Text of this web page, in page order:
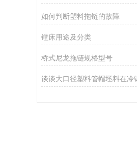
如何判断塑料拖链的故障
镗床用途及分类
桥式尼龙拖链规格型号